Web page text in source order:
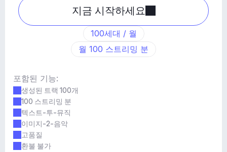
지금 시작하세요
100세대 / 월
월 100 스트리밍 분
포함된 기능:
생성된 트랙 100개
100 스트리밍 분
텍스트-투-뮤직
이미지-2-음악
고품질
환불 불가